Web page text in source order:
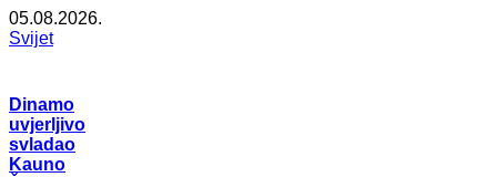
05.08.2026.
Svijet
Dinamo
uvjerljivo
svladao
Kauno